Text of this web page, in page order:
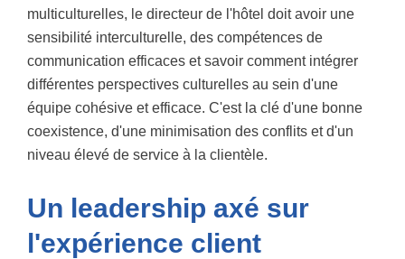
multiculturelles, le directeur de l'hôtel doit avoir une
sensibilité interculturelle, des compétences de
communication efficaces et savoir comment intégrer
différentes perspectives culturelles au sein d'une
équipe cohésive et efficace. C'est la clé d'une bonne
coexistence, d'une minimisation des conflits et d'un
niveau élevé de service à la clientèle.
Un leadership axé sur
l'expérience client